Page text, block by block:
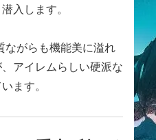
入します。
ながらも機能美に溢れ
アイレムらしい硬派な
ます。